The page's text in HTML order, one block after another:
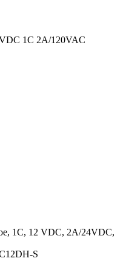
1C 2A/120VAC
1C, 12 VDC, 2A/24VDC,
S